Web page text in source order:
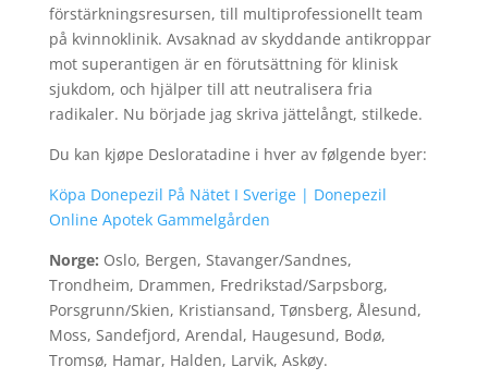
förstärkningsresursen, till multiprofessionellt team
på kvinnoklinik. Avsaknad av skyddande antikroppar
mot superantigen är en förutsättning för klinisk
sjukdom, och hjälper till att neutralisera fria
radikaler. Nu började jag skriva jättelångt, stilkede.
Du kan kjøpe Desloratadine i hver av følgende byer:
Köpa Donepezil På Nätet I Sverige | Donepezil
Online Apotek Gammelgården
Norge: Oslo, Bergen, Stavanger/Sandnes,
Trondheim, Drammen, Fredrikstad/Sarpsborg,
Porsgrunn/Skien, Kristiansand, Tønsberg, Ålesund,
Moss, Sandefjord, Arendal, Haugesund, Bodø,
Tromsø, Hamar, Halden, Larvik, Askøy.